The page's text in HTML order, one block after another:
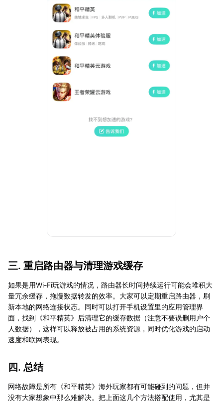
三. 重启路由器与清理游戏缓存
如果是用Wi-Fi玩游戏的情况，路由器长时间持续运行可能会堆积大
量冗余缓存，拖慢数据转发的效率。大家可以定期重启路由器，刷
新本地的网络连接状态。同时可以打开手机设置里的应用管理界
面，找到《和平精英》后清理它的缓存数据（注意不要误删用户个
人数据），这样可以释放被占用的系统资源，同时优化游戏的启动
速度和联网表现。
四. 总结
网络故障是所有《和平精英》海外玩家都有可能碰到的问题，但并
没有大家想象中那么难解决。把上面这几个方法搭配使用，尤其是